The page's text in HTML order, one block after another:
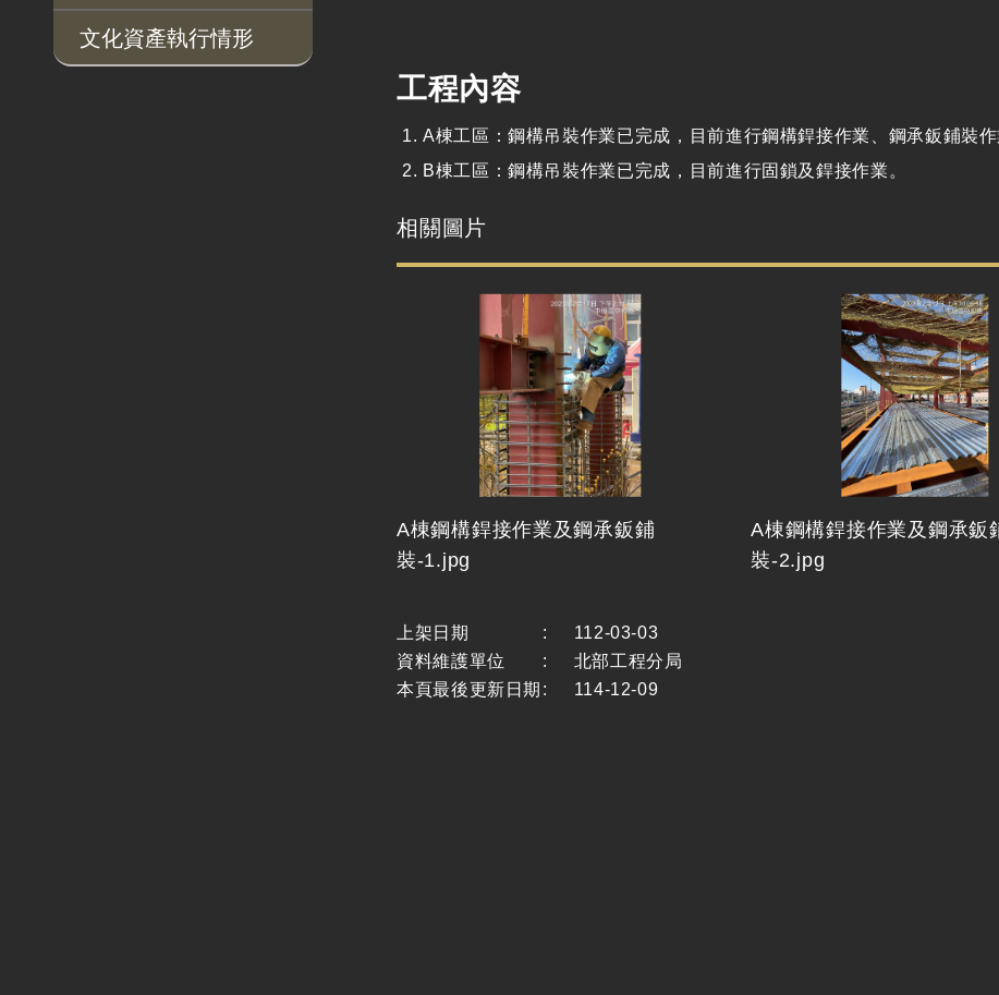
文化資產執行情形
工程內容
A棟工區：鋼構吊裝作業已完成，目前進行鋼構銲接作業、鋼承鈑鋪裝作
B棟工區：鋼構吊裝作業已完成，目前進行固鎖及銲接作業。
相關圖片
A棟鋼構銲接作業及鋼承鈑鋪
裝-1.jpg
A棟鋼構銲接作業及鋼承鈑
裝-2.jpg
上架日期 :
112-03-03
資料維護單位
:
北部工程分局
本頁最後更新日期 : 114-12-09